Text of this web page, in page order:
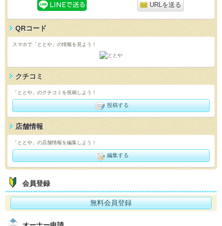
URLを送る
QRコード
スマホで「ととや」の情報を見よう！
クチコミ
「ととや」のクチコミを投稿しよう！
投稿する
店舗情報
「ととや」の店舗情報を編集しよう！
編集する
会員登録
無料会員登録